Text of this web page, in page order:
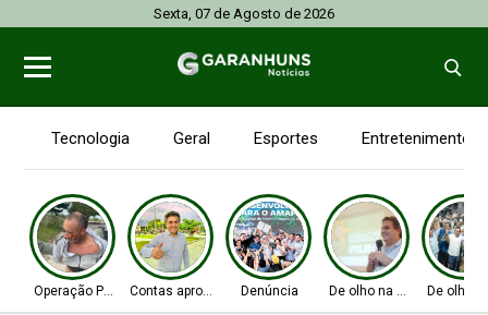
Sexta, 07 de Agosto de 2026
Tecnologia Geral Esportes Entretenimento
Operação PolicialContas aprovadas Denúncia De olho na AlepeDe olho